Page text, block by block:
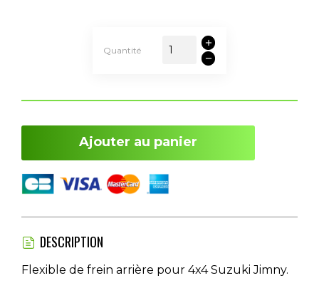
Quantité
Ajouter au panier
DESCRIPTION
Flexible de frein arrière pour 4x4 Suzuki Jimny.